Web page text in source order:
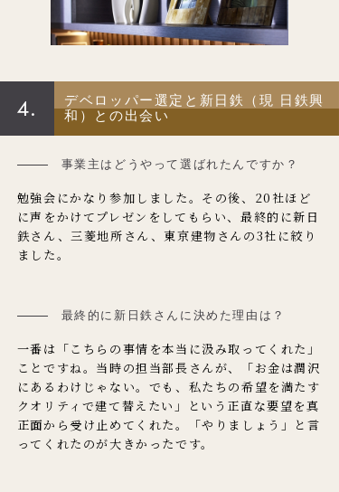
4.
デベロッパー選定と新日鉄（現 日鉄興
和）との出会い
事業主はどうやって選ばれたんですか？
勉強会にかなり参加しました。その後、20社ほど
に声をかけてプレゼンをしてもらい、最終的に新日
鉄さん、三菱地所さん、東京建物さんの3社に絞り
ました。
最終的に新日鉄さんに決めた理由は？
一番は「こちらの事情を本当に汲み取ってくれた」
ことですね。当時の担当部長さんが、「お金は潤沢
にあるわけじゃない。でも、私たちの希望を満たす
クオリティで建て替えたい」という正直な要望を真
正面から受け止めてくれた。「やりましょう」と言
ってくれたのが大きかったです。